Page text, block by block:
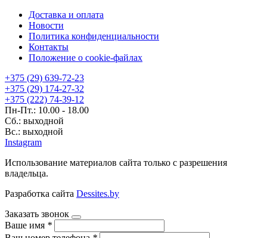
Доставка и оплата
Новости
Политика конфиденциальности
Контакты
Положение о cookie-файлах
+375 (29) 639-72-23
+375 (29) 174-27-32
+375 (222) 74-39-12
Пн-Пт.: 10.00 - 18.00
Сб.: выходной
Вс.: выходной
Instagram
Использование материалов сайта только с разрешения
владельца.
Разработка сайта Dessites.by
Заказать звонок
Ваше имя *